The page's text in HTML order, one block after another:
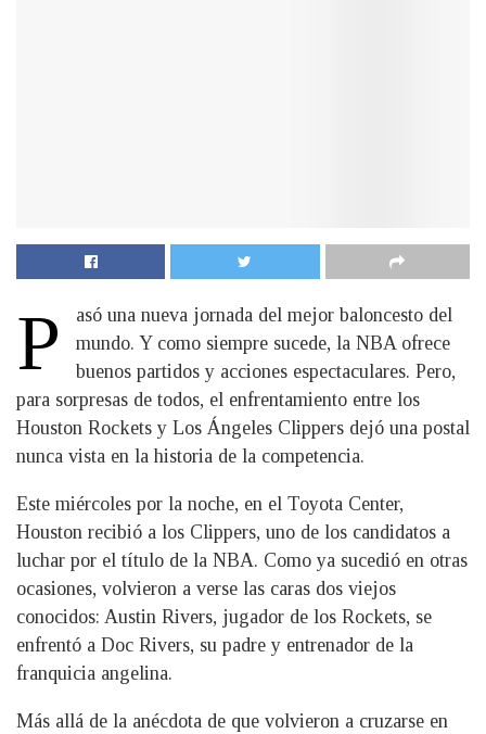
P
asó una nueva jornada del mejor baloncesto del
mundo. Y como siempre sucede, la NBA ofrece
buenos partidos y acciones espectaculares. Pero,
para sorpresas de todos, el enfrentamiento entre los
Houston Rockets y Los Ángeles Clippers dejó una postal
nunca vista en la historia de la competencia.
Este miércoles por la noche, en el Toyota Center,
Houston recibió a los Clippers, uno de los candidatos a
luchar por el título de la NBA. Como ya sucedió en otras
ocasiones, volvieron a verse las caras dos viejos
conocidos: Austin Rivers, jugador de los Rockets, se
enfrentó a Doc Rivers, su padre y entrenador de la
franquicia angelina.
Más allá de la anécdota de que volvieron a cruzarse en